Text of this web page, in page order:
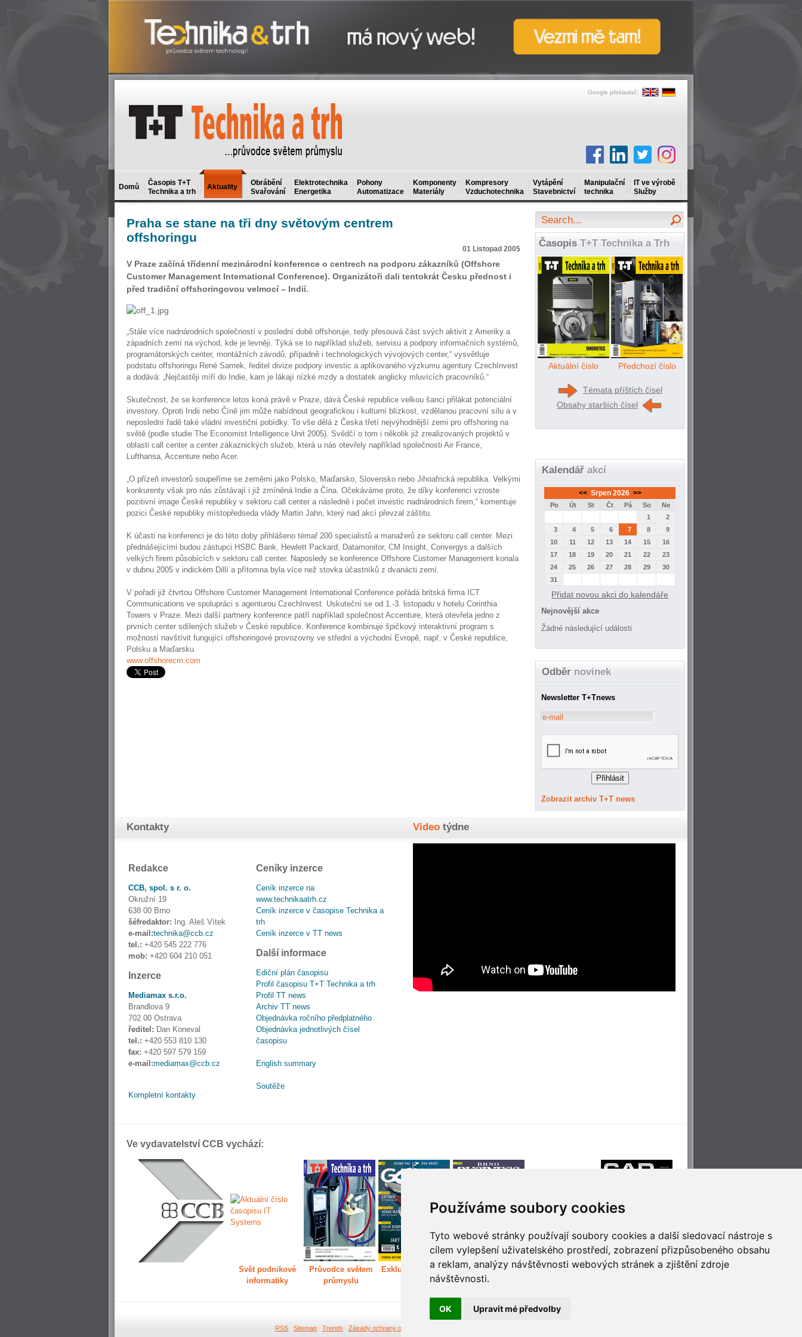
Používáme soubory cookies
Tyto webové stránky používají soubory cookies a další sledovací nástroje s
cílem vylepšení uživatelského prostředí, zobrazení přizpůsobeného obsahu
a reklam, analýzy návštěvnosti webových stránek a zjištění zdroje
návštěvnosti.
OK Upravit mé předvolby
Google překladač:
Domů
Časopis T+T
Technika a trh
Aktuality
Obrábění
Svařování
Elektrotechnika
Energetika
Pohony
Automatizace
Komponenty
Materiály
Kompresory
Vzduchotechnika
Vytápění
Stavebnictví
Manipulační
technika
IT ve výrobě
Služby
Praha se stane na tři dny světovým centrem
offshoringu
01 Listopad 2005
V Praze začíná třídenní mezinárodní konference o centrech na podporu zákazníků (Offshore
Customer Management International Conference). Organizátoři dali tentokrát Česku přednost i
před tradiční offshoringovou velmocí – Indií.
„Stále více nadnárodních společností v poslední době offshoruje, tedy přesouvá část svých aktivit z Ameriky a
západních zemí na východ, kde je levněji. Týká se to například služeb, servisu a podpory informačních systémů,
programátorských center, montážních závodů, případně i technologických vývojových center,“ vysvětluje
podstatu offshoringu René Samek, ředitel divize podpory investic a aplikovaného výzkumu agentury CzechInvest
a dodává: „Nejčastěji míří do Indie, kam je lákají nízké mzdy a dostatek anglicky mluvících pracovníků.“
Skutečnost, že se konference letos koná právě v Praze, dává České republice velkou šanci přilákat potenciální
investory. Oproti Indii nebo Číně jim může nabídnout geografickou i kulturní blízkost, vzdělanou pracovní sílu a v
neposlední řadě také vládní investiční pobídky. To vše dělá z Česka třetí nejvýhodnější zemi pro offshoring na
světě (podle studie The Economist Intelligence Unit 2005). Svědčí o tom i několik již zrealizovaných projektů v
oblasti call center a center zákaznických služeb, která u nás otevřely například společnosti Air France,
Lufthansa, Accenture nebo Acer.
„O přízeň investorů soupeříme se zeměmi jako Polsko, Maďarsko, Slovensko nebo Jihoafrická republika. Velkými
konkurenty však pro nás zůstávají i již zmíněná Indie a Čína. Očekáváme proto, že díky konferenci vzroste
pozitivní image České republiky v sektoru call center a následně i počet investic nadnárodních firem,“ komentuje
pozici České republiky místopředseda vlády Martin Jahn, který nad akcí převzal záštitu.
K účasti na konferenci je do této doby přihlášeno témař 200 specialistů a manažerů ze sektoru call center. Mezi
přednášejícími budou zástupci HSBC Bank, Hewlett Packard, Datamonitor, CM Insight, Convergys a dalších
velkých firem působících v sektoru call center. Naposledy se konference Offshore Customer Management konala
v dubnu 2005 v indickém Dillí a přítomna byla více než stovka účastníků z dvanácti zemí.
V pořadí již čtvrtou Offshore Customer Management International Conference pořádá britská firma ICT
Communications ve spolupráci s agenturou CzechInvest. Uskuteční se od 1.-3. listopadu v hotelu Corinthia
Towers v Praze. Mezi další partnery konference patří například společnost Accenture, která otevřela jedno z
prvních center sdílených služeb v České republice. Konference kombinuje špičkový interaktivní program s
možností navštívit fungující offshoringové provozovny ve střední a východní Evropě, např. v České republice,
Polsku a Maďarsku.
www.offshorecm.com
Časopis T+T Technika a Trh
Aktuální číslo Předchozí číslo
Témata příštích čísel
Obsahy starších čísel
Kalendář akcí
<< Srpen 2026 >>
Po Út St Čt Pá So
Ne
1
2
3
4 5 6 7 8
9
10
11 12 13 14 15
16
17
18 19 20 21 22
23
24
25 26 27 28 29
30
31
Přidat novou akci do kalendáře
Nejnovější akce
Žádné následující události
Odběr novinek
Newsletter T+Tnews
Zobrazit archiv T+T news
Kontakty
Redakce
CCB, spol. s r. o.
Okružní 19
638 00 Brno
šéfredaktor: Ing. Aleš Vítek
e-mail:technika@ccb.cz
tel.: +420 545 222 776
mob: +420 604 210 051
Inzerce
Mediamax s.r.o.
Brandlova 9
702 00 Ostrava
ředitel: Dan Koneval
tel.: +420 553 810 130
fax: +420 597 579 159
e-mail:mediamax@ccb.cz
Kompletní kontakty
Ceníky inzerce
Ceník inzerce na
www.technikaatrh.cz
Ceník inzerce v časopise Technika a
trh
Ceník inzerce v TT news
Další informace
Ediční plán časopisu
Profil časopisu T+T Technika a trh
Profil TT news
Archiv TT news
Objednávka ročního předplatného
Objednávka jednotlivých čísel
časopisu
English summary
Soutěže
Video týdne
Ve vydavatelství CCB vychází:
Svět podnikové
informatiky
Průvodce světem
průmyslu
Exkluzivně světem
Děláme Brno větší Příjemné cestování
Technologie pro
RSS Sitemap Trends Zásady ochrany osobních údajů